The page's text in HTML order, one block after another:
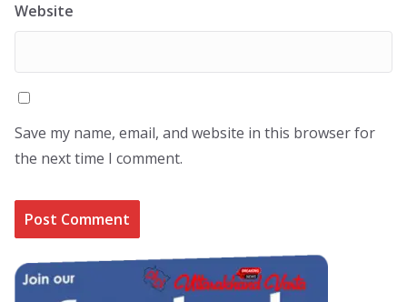
Website
Save my name, email, and website in this browser for
the next time I comment.